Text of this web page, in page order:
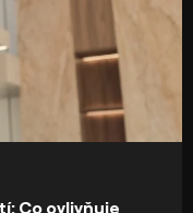
Co ovlivňuje